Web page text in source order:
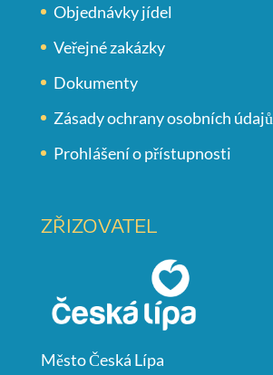
Objednávky jídel
Veřejné zakázky
Dokumenty
Zásady ochrany osobních údajů
Prohlášení o přístupnosti
ZŘIZOVATEL
Město Česká Lípa